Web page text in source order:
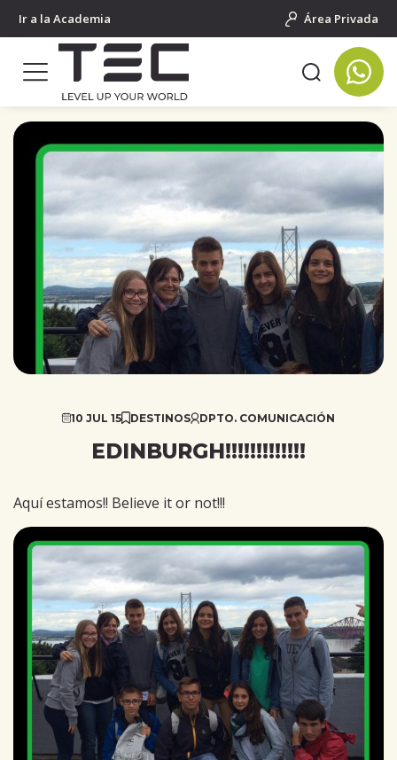
Ir a la Academia Área Privada
10 JUL 15 DESTINOS DPTO. COMUNICACIÓN
EDINBURGH!!!!!!!!!!!!!
Aquí estamos!! Believe it or not!!!